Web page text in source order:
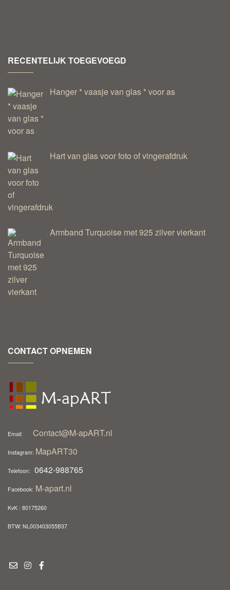
RECENTELIJK TOEGEVOEGD
Hanger * vaasje van glas * voor as
Hart van glas voor foto of vingerafdruk
Armband Turquoise met 925 zilver vierkant
CONTACT OPNEMEN
Email: Contact@M-apART.nl
Instagram: MapART30
Telefoon: 0642-988765
Facebook: M-apart.nl
KvK : 80175260
BTW: NL003403055B37